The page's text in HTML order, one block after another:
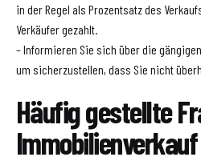
in der Regel als Prozentsatz des
Verkäufer gezahlt.
– Informieren Sie sich über die
um sicherzustellen, dass Sie nicht
Häufig gestellte